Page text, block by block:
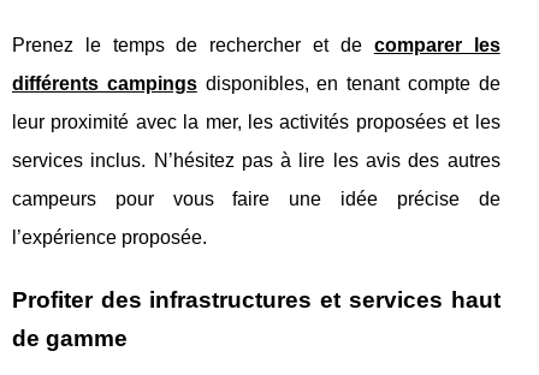
Prenez le temps de rechercher et de comparer les
différents campingsdisponibles, en tenant compte de
leur proximité avec la mer, les activités proposées et les
services inclus. N’hésitez pas à lire les avis des autres
campeurs pour vous faire une idée précise de
l’expérience proposée.
Profiter des infrastructures et services haut
de gamme